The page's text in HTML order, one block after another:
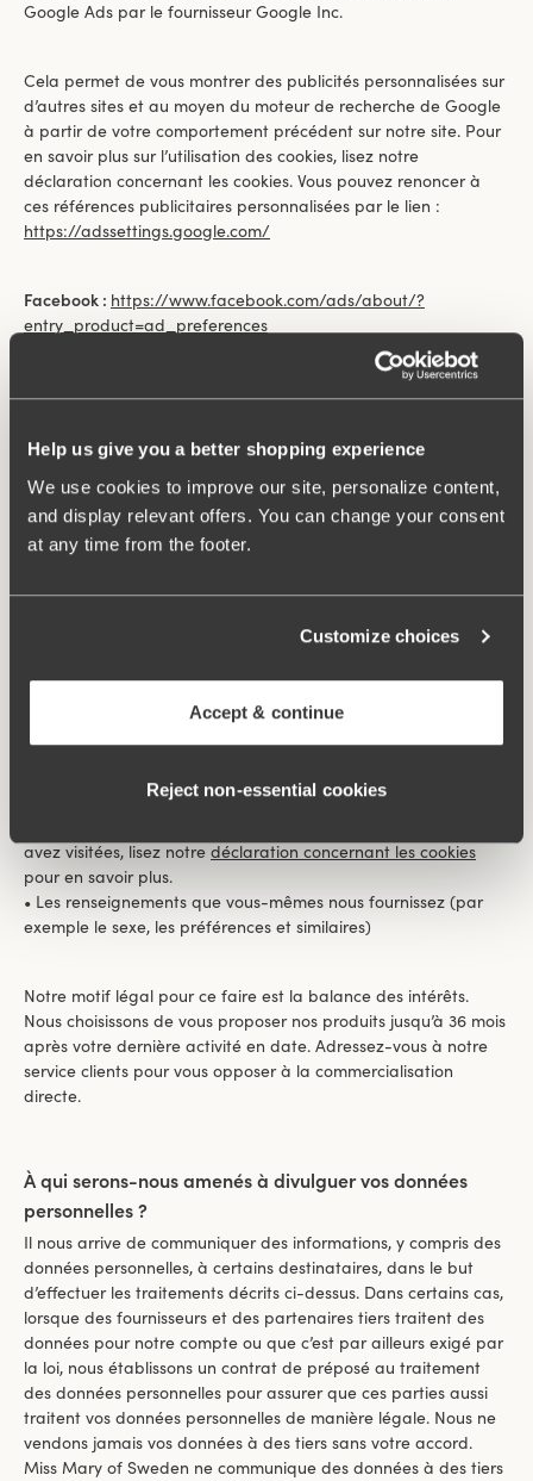
Help us give you a better shopping experience
We use cookies to improve our site, personalize content,
and display relevant offers. You can change your consent
at any time from the footer.
Customize choices
Accept & continue
Reject non‑essential cookies
Google Ads par le fournisseur Google Inc.
Cela permet de vous montrer des publicités personnalisées sur
d’autres sites et au moyen du moteur de recherche de Google
à partir de votre comportement précédent sur notre site. Pour
en savoir plus sur l’utilisation des cookies, lisez notre
déclaration concernant les cookies. Vous pouvez renoncer à
ces références publicitaires personnalisées par le lien :
https://adssettings.google.com/
Facebook : https://www.facebook.com/ads/about/?
entry_product=ad_preferences
Instagram : https://help.instagram.com/1415228085373580
Notre déclaration concernant les cookiesexplique aussi
comment nous les utilisons.
Pour avoir la possibilité d’envoyer des bulletins et différentes
recevoir des informations en retour et traiter les questions dans
données suivantes vous concernant :
• Nom, prénom
• Données collectées à partir des cookies, par exemple les
avez visitées, lisez notre déclaration concernant les cookies
pour en savoir plus.
• Les renseignements que vous-mêmes nous fournissez (par
exemple le sexe, les préférences et similaires)
Notre motif légal pour ce faire est la balance des intérêts.
Nous choisissons de vous proposer nos produits jusqu’à 36 mois
après votre dernière activité en date. Adressez-vous à notre
service clients pour vous opposer à la commercialisation
directe.
À qui serons-nous amenés à divulguer vos données
personnelles ?
Il nous arrive de communiquer des informations, y compris des
données personnelles, à certains destinataires, dans le but
d’effectuer les traitements décrits ci-dessus. Dans certains cas,
lorsque des fournisseurs et des partenaires tiers traitent des
données pour notre compte ou que c’est par ailleurs exigé par
la loi, nous établissons un contrat de préposé au traitement
des données personnelles pour assurer que ces parties aussi
traitent vos données personnelles de manière légale. Nous ne
vendons jamais vos données à des tiers sans votre accord.
Miss Mary of Sweden ne communique des données à des tiers